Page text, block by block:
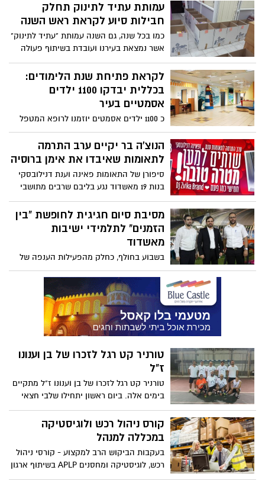
עמותת עתיד לתינוק תחלק
חבילות סיוע לקראת ראש השנה
כמו בכל שנה, גם השנה עמותת "עתיד לתינוק"
אשר נמצאת בעירנו ועובדת בשיתוף פעולה
עם לשכות רווחה ברוב חלקי הארץ. מבצעת
חלוקת סלי מזון לראש השנה,למשפחות חסרי
יכולת אשר לא מצליחים להערך באופן עצמאי
לקראת פתיחת שנת הלימודים:
בכללית יבדקו 1100 ילדים
אסמטיים בעיר
כ 1100 ילדים אסמטים יוזמנו לרופא המטפל
בכללית לקבלת המלצות אישיות למניעת
התקף הבא. כל זאת, במטרה לצמצם שיעור
התקפי אסטמה הצפוי לעלות פי 2.5 עם
הנוצ'ה בר יקיים ערב התרמה
לתאומות שאיבדו את אימן ברוסיה
סיפורן של התאומות פאינה וענת דנילובסקי
בנות 19 מאשדוד נגע בליבם שרבים מתושבי
העיר. הבנות, שגודלו במשך השנים רק על ידי
אימן, נותרו יתומות לאחר שהאמא נפטרה
ברוסיה. בפאב הנוצ'ה בר יקיימו בחמישי
מסיבת סיום חגיגית לחופשת "בין
הזמנים" לתלמידי ישיבות
מאשדוד
בשבוע בחולף, כחלק מהפעילות הענפה של
הרשות העירונית למאבק בהתמכרויות
ובאלימות בעיר אשדוד התקיימה מסיבת סיום
לכ-500 נערים תלמידי ישיבות באשדוד בגילאי
14-20
טורניר קט רגל לזכרו של בן וענונו
ז"ל
טורניר קט רגל לזכרו של בן וענונו ז"ל מתקיים
בימים אלה. ביום ראשון יתחילו שלבי חצאי
הגמר והגמר של הטורניר
קורס ניהול רכש ולוגיסטיקה
במכללה למנהל
בעקבות הביקוש הרב למקצוע - קורסי ניהול
רכש, לוגיסטיקה ומחסנים APLP בשיתוף ארגון
מנהלי רכש ולוגיסטיקה בישראל יפתחו